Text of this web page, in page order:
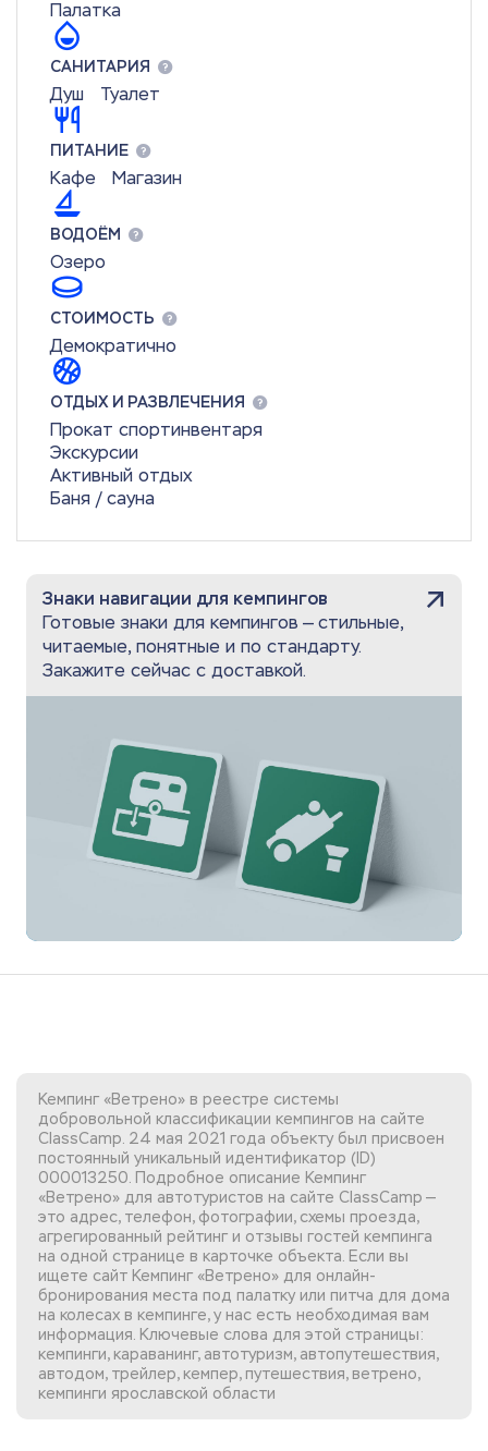
Палатка
САНИТАРИЯ
Душ Туалет
ПИТАНИЕ
Кафе Магазин
ВОДОЁМ
Озеро
СТОИМОСТЬ
Демократично
ОТДЫХ И РАЗВЛЕЧЕНИЯ
Прокат спортинвентаря
Экскурсии
Активный отдых
Баня / сауна
Знаки навигации для кемпингов
Готовые знаки для кемпингов — стильные,
читаемые, понятные и по стандарту.
Закажите сейчас с доставкой.
Кемпинг «Ветрено» в реестре системы
добровольной классификации кемпингов на сайте
ClassCamp. 24 мая 2021 года объекту был присвоен
постоянный уникальный идентификатор (ID)
000013250. Подробное описание Кемпинг
«Ветрено» для автотуристов на сайте ClassCamp —
это адрес, телефон, фотографии, схемы проезда,
агрегированный рейтинг и отзывы гостей кемпинга
на одной странице в карточке объекта. Если вы
ищете сайт Кемпинг «Ветрено» для онлайн-
бронирования места под палатку или питча для дома
на колесах в кемпинге, у нас есть необходимая вам
информация. Ключевые слова для этой страницы:
кемпинги, караванинг, автотуризм, автопутешествия,
автодом, трейлер, кемпер, путешествия, ветрено,
кемпинги ярославской области